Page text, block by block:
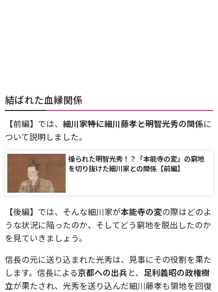
結ばれた血縁関係
【前編】では、 細川家――特に細川藤孝――と明智光秀の関係に
ついて説明しました。
操られた明智光秀！？「本能寺の変」の窮地
を切り抜けた細川家との関係【前編】
【後編】では、そんな細川家が本能寺の変の際はどのよ
うな状況に陥ったのか、そしてどう窮地を脱出したのか
を見ていきましょう。
信長の元に送り込まれた光秀は、見事にその役割を果た
します。信長による京都への出兵と、 足利義昭の政権樹
立が果たされ、光秀を送り込んだ細川藤孝も領地を回復